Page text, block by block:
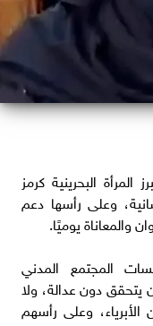
21 سبتمبر، تبرز المرأة البحرينية كرمز
وعلى رأسها دعم
والمعاناة يوميًا.
المجتمع المدني
يتحقق دون عدالة، ولا
وعلى رأسهم